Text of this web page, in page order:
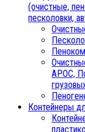
(очистные,
песколовки,
АРОС,
Контейнеры